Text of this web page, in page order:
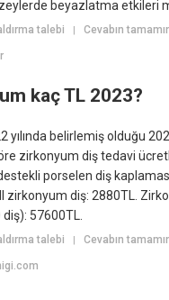
beyazlatma etkileri
talebi |Cevabın
kaç TL 2023?
yılında belirlemiş olduğu
zirkonyum diş tedavi
porselen diş
zirkonyum diş: 2880TL.
diş): 57600TL.
talebi |Cevabın